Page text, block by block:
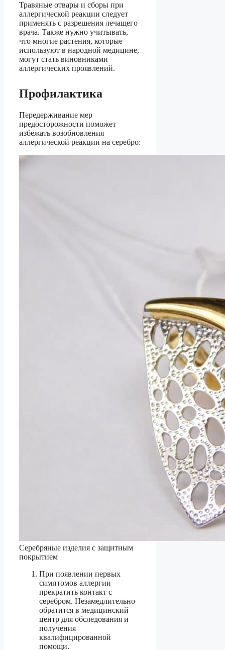
Травяные отвары и сборы при
аллергической реакции следует
применять с разрешения лечащего
врача. Также нужно учитывать,
что многие растения, которые
используют в народной медицине,
могут стать виновниками
аллергических проявлений.
Профилактика
Передерживание мер
предосторожности поможет
избежать возобновления
аллергической реакции на серебро:
Серебряные изделия с защитным
покрытием
При появлении первых
симптомов аллергии
прекратить контакт с
серебром. Незамедлительно
обратится в медицинский
центр для обследования и
получения
квалифицированной
помощи.